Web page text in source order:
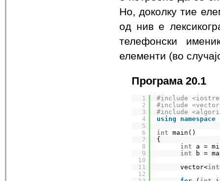
Но, доколку тие
од нив е
телефонски
елементи (во
Програма 20.1
1
2
3
4
5
6
7
8
9
10
11
12
#include
#include
#include
using
namespace
int main()
{
int
a
int
b
vector<int